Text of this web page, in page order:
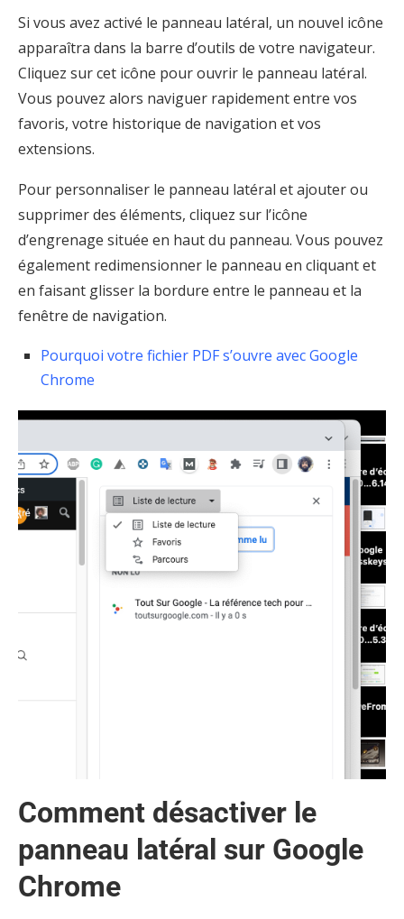
Si vous avez activé le panneau latéral, un nouvel icône
apparaîtra dans la barre d’outils de votre navigateur.
Cliquez sur cet icône pour ouvrir le panneau latéral.
Vous pouvez alors naviguer rapidement entre vos
favoris, votre historique de navigation et vos
extensions.
Pour personnaliser le panneau latéral et ajouter ou
supprimer des éléments, cliquez sur l’icône
d’engrenage située en haut du panneau. Vous pouvez
également redimensionner le panneau en cliquant et
en faisant glisser la bordure entre le panneau et la
fenêtre de navigation.
Pourquoi votre fichier PDF s’ouvre avec Google
Chrome
Comment désactiver le
panneau latéral sur Google
Chrome